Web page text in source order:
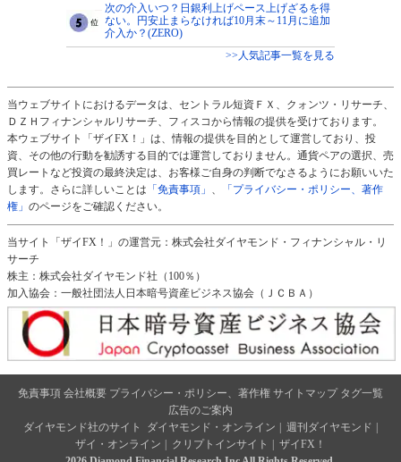
次の介入いつ？日銀利上げペース上げざるを得
ない。円安止まらなければ10月末～11月に追加
介入か？(ZERO)
>>人気記事一覧を見る
当ウェブサイトにおけるデータは、セントラル短資ＦＸ、クォンツ・リサーチ、
ＤＺＨフィナンシャルリサーチ、フィスコから情報の提供を受けております。
本ウェブサイト「ザイFX！」は、情報の提供を目的として運営しており、投
資、その他の行動を勧誘する目的では運営しておりません。通貨ペアの選択、売
買レートなど投資の最終決定は、お客様ご自身の判断でなさるようにお願いいた
します。さらに詳しいことは 「免責事項」 、
「プライバシー・ポリシー、著作
権」 のページをご確認ください。
当サイト「ザイFX！」の運営元：株式会社ダイヤモンド・フィナンシャル・リ
サーチ
株主：株式会社ダイヤモンド社（100％）
加入協会：一般社団法人日本暗号資産ビジネス協会（ＪＣＢＡ）
免責事項 会社概要 プライバシー・ポリシー、著作権 サイトマップ タグ一覧
広告のご案内
ダイヤモンド社のサイト
ダイヤモンド・オンライン 週刊ダイヤモンド
ザイ・オンライン
クリプトインサイト
ザイFX！